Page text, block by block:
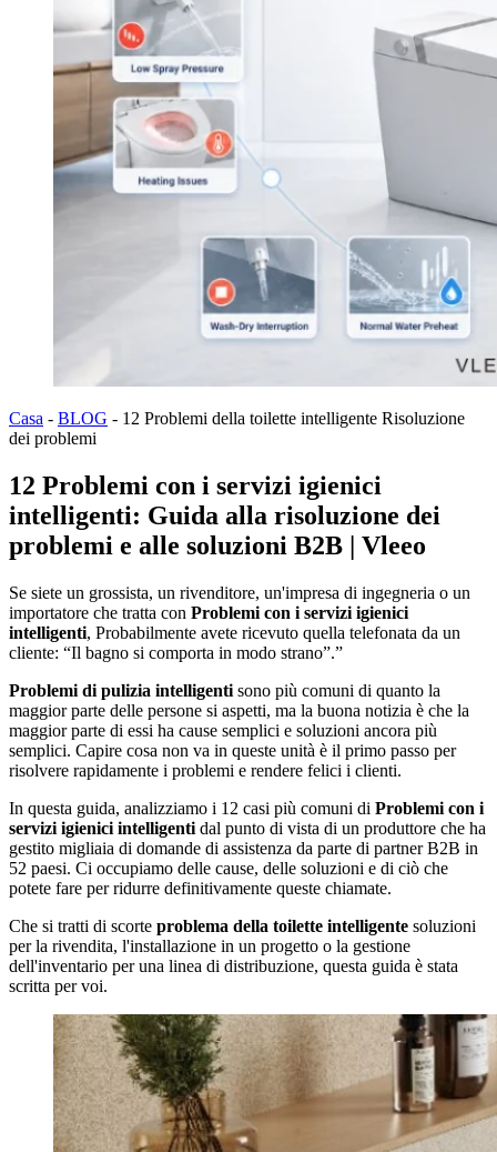
Casa - BLOG - 12 Problemi della toilette intelligente Risoluzione
dei problemi
12 Problemi con i servizi igienici
intelligenti: Guida alla risoluzione dei
problemi e alle soluzioni B2B | Vleeo
Se siete un grossista, un rivenditore, un'impresa di ingegneria o un
importatore che tratta con Problemi con i servizi igienici
intelligenti, Probabilmente avete ricevuto quella telefonata da un
cliente: “Il bagno si comporta in modo strano”.”
Problemi di pulizia intelligenti sono più comuni di quanto la
maggior parte delle persone si aspetti, ma la buona notizia è che la
maggior parte di essi ha cause semplici e soluzioni ancora più
semplici. Capire cosa non va in queste unità è il primo passo per
risolvere rapidamente i problemi e rendere felici i clienti.
In questa guida, analizziamo i 12 casi più comuni di Problemi con i
servizi igienici intelligenti dal punto di vista di un produttore che ha
gestito migliaia di domande di assistenza da parte di partner B2B in
52 paesi. Ci occupiamo delle cause, delle soluzioni e di ciò che
potete fare per ridurre definitivamente queste chiamate.
Che si tratti di scorte problema della toilette intelligente soluzioni
per la rivendita, l'installazione in un progetto o la gestione
dell'inventario per una linea di distribuzione, questa guida è stata
scritta per voi.